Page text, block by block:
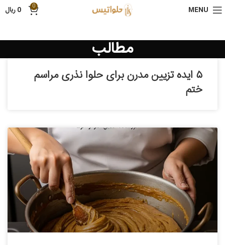
MENU
0
0ریال
مطالب
۵ ایده تزیین مدرن برای حلوا نذری مراسم
ختم